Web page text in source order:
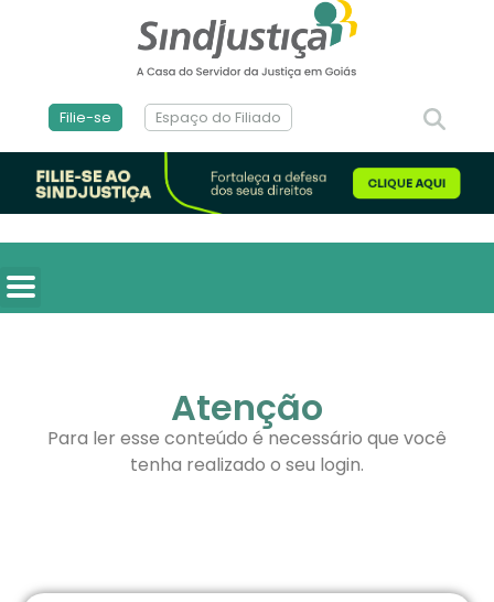
Filie-se Espaço do Filiado
Atenção
Para ler esse conteúdo é necessário que você
tenha realizado o seu login.